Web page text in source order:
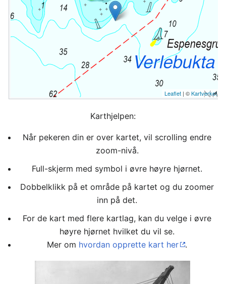
Leaflet | ©Kartverket
Karthjelpen:
Når pekeren din er over kartet, vil scrolling endre
zoom-nivå.
Full-skjerm med symbol i øvre høyre hjørnet.
Dobbelklikk på et område på kartet og du zoomer
inn på det.
For de kart med flere kartlag, kan du velge i øvre
høyre hjørnet hvilket du vil se.
Mer om hvordan opprette kart her .